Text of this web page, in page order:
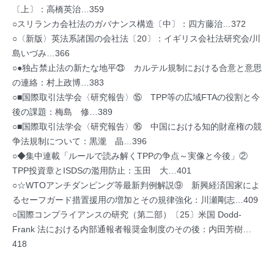
〔上〕：高橋英治…359
○スリランカ会社法のガバナンス構造〔中〕：四方藤治…372
○〈新版〉英法系諸国の会社法〔20〕：イギリス会社法研究会/川
島いづみ…366
○●独占禁止法の新たな地平㉓ カルテル規制における合意と意思
の連絡：村上政博…383
○■国際取引法学会〈研究報告〉⑮ TPP等の広域FTAの役割と今
後の課題：梅島 修…389
○■国際取引法学会〈研究報告〉⑯ 中国における知的財産権の競
争法規制について：黒瀧 晶…396
○◆集中連載「ルールで読み解くTPPの争点～実像と今後」②
TPP投資章とISDSの濫用防止：玉田 大…401
○☆WTOアンチダンピング等最新判例解説⑨ 新興経済国家によ
るセーフガード措置援用の増加とその規律強化：川瀬剛志…409
○国際コンプライアンスの研究（第二部）〔25〕米国 Dodd-
Frank 法における内部通報者報奨金制度のその後：内田芳樹…
418